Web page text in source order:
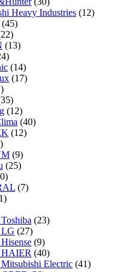
Heavy Industries (12)
(45)
(13)
(14)
(17)
(12)
(40)
(12)
(9)
(25)
(7)
(23)
LG (27)
(9)
HAIER (40)
Electric (41)